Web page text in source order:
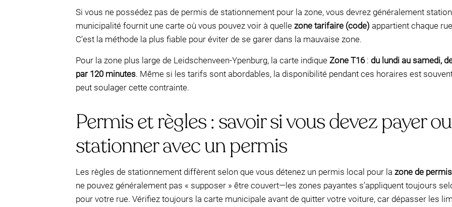
Si vous ne possédez pas de permis de stationnement pour la zone, vous devrez généralement
municipalité fournit une carte où vous pouvez voir à quelle zone tarifaire (code) appartient chaque
C’est la méthode la plus fiable pour éviter de se garer dans la mauvaise zone.
Pour la zone plus large de Leidschenveen-Ypenburg, la carte indique Zone T16: du lundi au samedi,
par 120 minutes. Même si les tarifs sont abordables, la disponibilité pendant ces horaires est
peut soulager cette contrainte.
Permis et règles : savoir si vous devez payer
stationner avec un permis
Les règles de stationnement diffèrent selon que vous détenez un permis local pour la zone de permis
ne pouvez généralement pas « supposer » être couvert—les zones payantes s’appliquent toujours
pour votre rue. Vérifiez toujours la carte municipale avant de quitter votre voiture, car dépasser les